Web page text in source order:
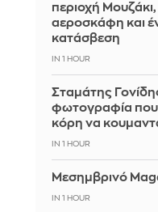
περιοχή
αεροσκάφη και
κατάσβεση
IN 1 HOUR
Σταμάτης
φωτογραφία που
κόρη να
IN 1 HOUR
Μεσημβρινό
IN 1 HOUR